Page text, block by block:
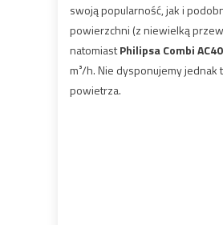
swoją popularność, jak i
powierzchni (z niewielką
natomiastPhilipsa Combi
m³/h. Nie dysponujemy jednak
powietrza.